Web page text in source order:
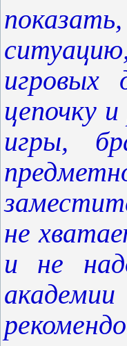
игровых
цепочку
игры,
не
и не